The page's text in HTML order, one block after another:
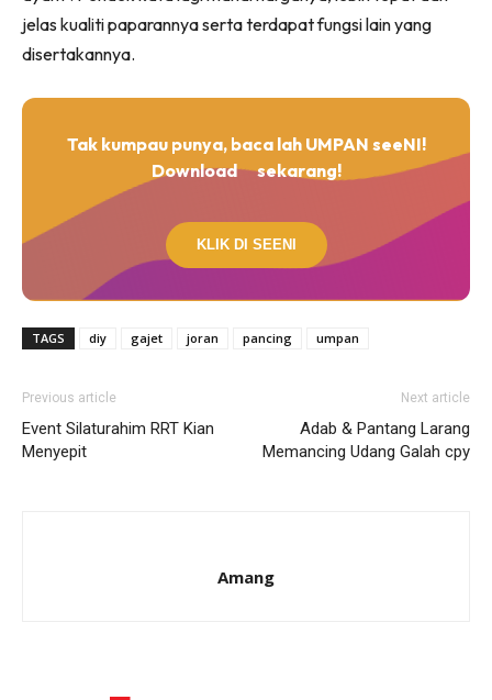
jelas kualiti paparannya serta terdapat fungsi lain yang
disertakannya.
Tak kumpau punya, baca lah UMPAN seeNI!
Download
sekarang!
KLIK DI SEENI
TAGS diy gajet joran pancing umpan
Previous article
Event Silaturahim RRT Kian
Menyepit
Next article
Adab & Pantang Larang
Memancing Udang Galah cpy
Amang